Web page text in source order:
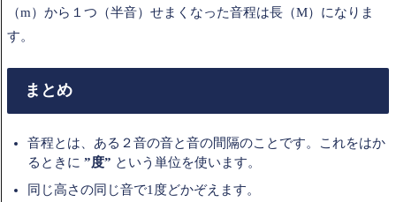
（m）から１つ（半音）せまくなった音程は長（M）になりま
す。
まとめ
音程とは、ある２音の音と音の間隔のことです。これをはか
るときに ”度” という単位を使います。
同じ高さの同じ音で1度どかぞえます。